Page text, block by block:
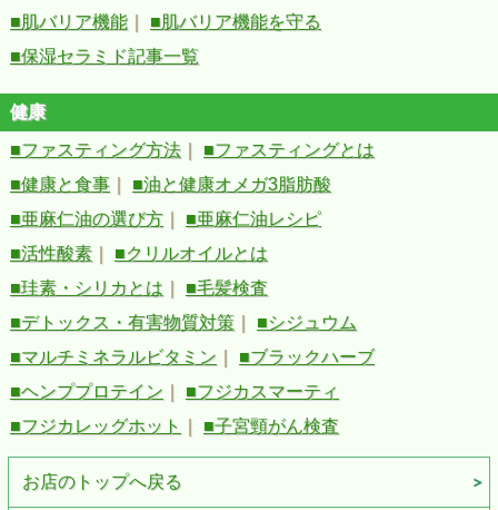
■肌バリア機能
■肌バリア機能を守る
■保湿セラミド記事一覧
健康
■ファスティング方法
■ファスティングとは
■健康と食事
■油と健康オメガ3脂肪酸
■亜麻仁油の選び方
■亜麻仁油レシピ
■活性酸素
■クリルオイルとは
■珪素・シリカとは
■毛髪検査
■デトックス・有害物質対策
■シジュウム
■マルチミネラルビタミン
■ブラックハーブ
■ヘンププロテイン
■フジカスマーティ
■フジカレッグホット
■子宮頸がん検査
お店のトップへ戻る